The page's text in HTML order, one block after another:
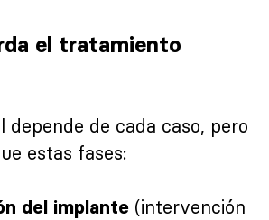
el tratamiento
depende de cada caso, pero
estas fases:
del implante (intervención